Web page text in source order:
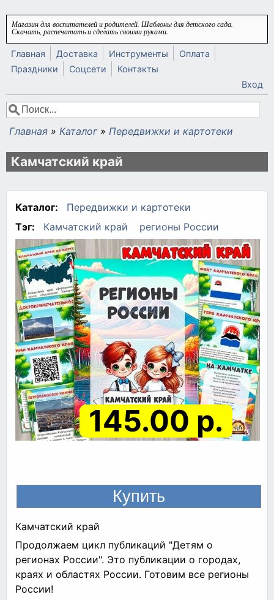
Перейти к основному содержанию
Магазин для воспитателей и родителей. Шаблоны для детского сада.
Скачать, распечатать и сделать своими руками.
Главная Доставка Инструменты
Оплата
Праздники
Соцсети
Контакты
Вход
Форма поиска
Поиск
Вы здесь
Главная » Каталог » Передвижки и картотеки
Камчатский край
Каталог:
Передвижки и картотеки
Тэг:
Камчатский край регионы России
145.00 р.
Камчатский край
Продолжаем цикл публикаций "Детям о
регионах России". Это публикации о городах,
краях и областях России. Готовим все регионы
России!